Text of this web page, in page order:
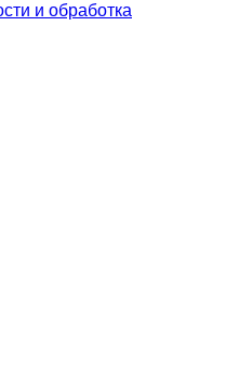
и обработка